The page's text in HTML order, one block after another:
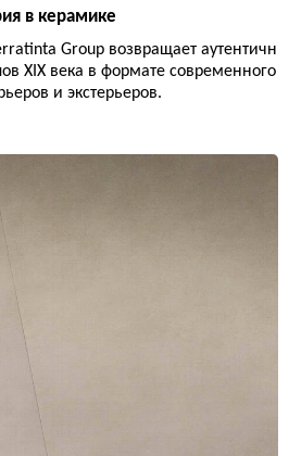
в керамике
Group возвращает аутентичн
XIX века в формате современного
и экстерьеров.